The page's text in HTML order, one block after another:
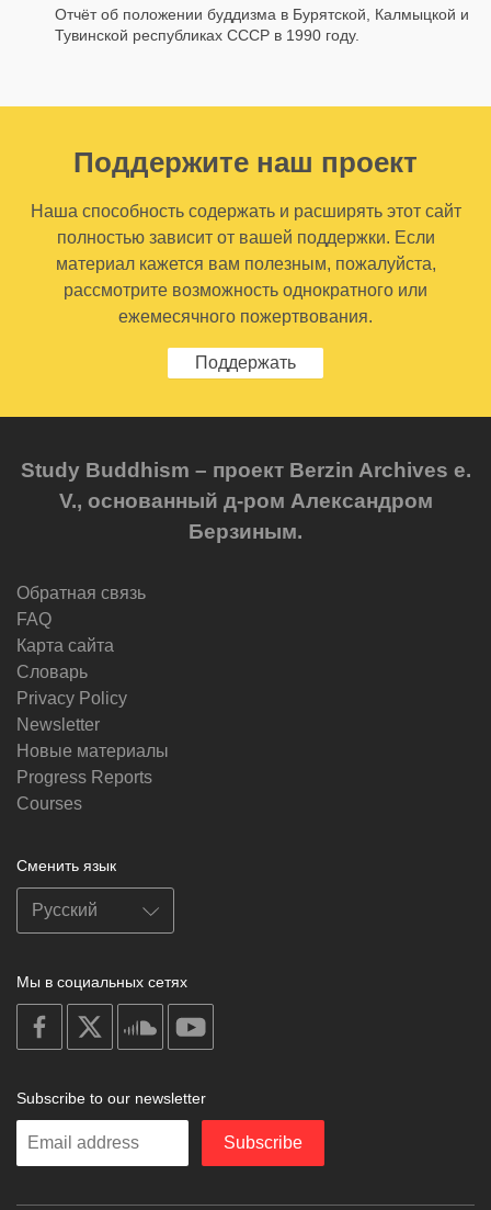
Отчёт об положении буддизма в Бурятской, Калмыцкой и
Тувинской республиках СССР в 1990 году.
Поддержите наш проект
Наша способность содержать и расширять этот сайт
полностью зависит от вашей поддержки. Если
материал кажется вам полезным, пожалуйста,
рассмотрите возможность однократного или
ежемесячного пожертвования.
Поддержать
Study Buddhism – проект Berzin Archives e.
V., основанный д-ром Александром
Берзиным.
Обратная связь
FAQ
Карта сайта
Словарь
Privacy Policy
Newsletter
Новые материалы
Progress Reports
Courses
Сменить язык
Мы в социальных сетях
on
facebook
soundcloud
Subscribe to our newsletter
Enter
Subscribe